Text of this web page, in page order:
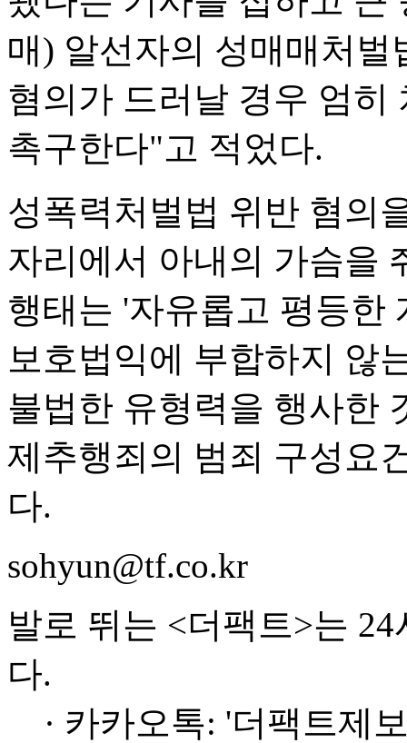
매) 알선자의 성매매처
혐의가 드러날 경우 엄히
촉구한다"고 적었다.
성폭력처벌법 위반 혐의
자리에서 아내의 가슴을
행태는 '자유롭고 평등한
보호법익에 부합하지 않
불법한 유형력을 행사한
제추행죄의 범죄 구성요
다.
sohyun@tf.co.kr
발로 뛰는 <더팩트>는
다.
· 카카오톡: '더팩트제